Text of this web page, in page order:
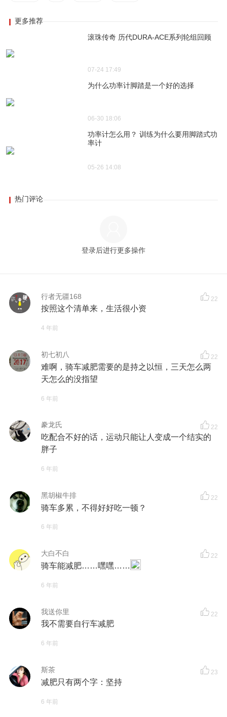
更多推荐
滚珠传奇 历代DURA-ACE系列轮组回顾
07-24 17:49
为什么功率计脚踏是一个好的选择
06-30 18:06
功率计怎么用？ 训练为什么要用脚踏式功
率计
05-26 14:08
热门评论
登录后进行更多操作
行者无疆168 22
按照这个清单来，生活很小资
4 年前
初七初八 22
难啊，骑车减肥需要的是持之以恒，三天怎么两
天怎么的没指望
6 年前
豢龙氏 22
吃配合不好的话，运动只能让人变成一个结实的
胖子
6 年前
黑胡椒牛排 22
骑车多累，不得好好吃一顿？
6 年前
大白不白 22
骑车能减肥……嘿嘿……
6 年前
我送你里 22
我不需要自行车减肥
6 年前
斯茶 23
减肥只有两个字：坚持
6 年前